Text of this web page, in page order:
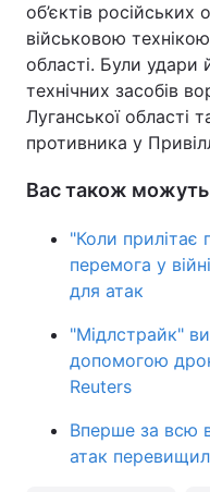
об’єктів російських
військовою
області. Були удари
технічних засобів
Луганської області
противника у
Вас також можуть
"Коли
перемога у
для атак
"Мідлстрайк"
допомогою
Reuters
Вперше за всю
атак